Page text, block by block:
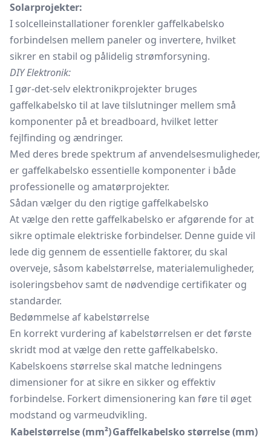
Solarprojekter:
I solcelleinstallationer forenkler gaffelkabelsko
forbindelsen mellem paneler og invertere, hvilket
sikrer en stabil og pålidelig strømforsyning.
DIY Elektronik:
I gør-det-selv elektronikprojekter bruges
gaffelkabelsko til at lave tilslutninger mellem små
komponenter på et breadboard, hvilket letter
fejlfinding og ændringer.
Med deres brede spektrum af anvendelsesmuligheder,
er gaffelkabelsko essentielle komponenter i både
professionelle og amatørprojekter.
Sådan vælger du den rigtige gaffelkabelsko
At vælge den rette gaffelkabelsko er afgørende for at
sikre optimale elektriske forbindelser. Denne guide vil
lede dig gennem de essentielle faktorer, du skal
overveje, såsom kabelstørrelse, materialemuligheder,
isoleringsbehov samt de nødvendige certifikater og
standarder.
Bedømmelse af kabelstørrelse
En korrekt vurdering af kabelstørrelsen er det første
skridt mod at vælge den rette gaffelkabelsko.
Kabelskoens størrelse skal matche ledningens
dimensioner for at sikre en sikker og effektiv
forbindelse. Forkert dimensionering kan føre til øget
modstand og varmeudvikling.
Kabelstørrelse (mm²)Gaffelkabelsko størrelse (mm)